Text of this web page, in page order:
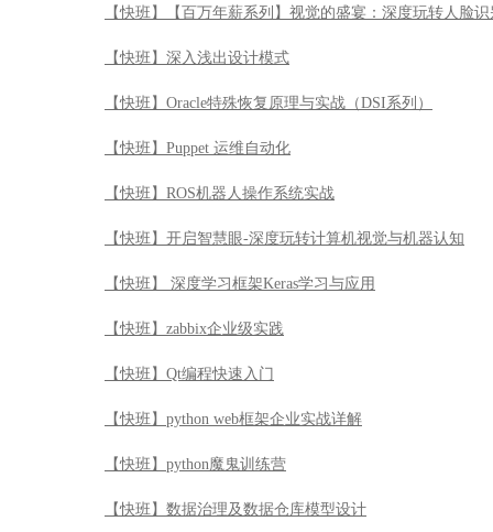
【快班】【百万年薪系列】视觉的盛宴：深度玩转人脸识
【快班】深入浅出设计模式
【快班】Oracle特殊恢复原理与实战（DSI系列）
【快班】Puppet 运维自动化
【快班】ROS机器人操作系统实战
【快班】开启智慧眼-深度玩转计算机视觉与机器认知
【快班】 深度学习框架Keras学习与应用
【快班】zabbix企业级实践
【快班】Qt编程快速入门
【快班】python web框架企业实战详解
【快班】python魔鬼训练营
【快班】数据治理及数据仓库模型设计